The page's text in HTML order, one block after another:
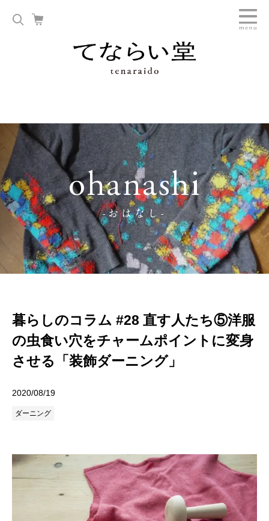
ohanashi
-おはなし-
暮らしのコラム #28 直す人たち⑤洋服
の虫食い穴をチャームポイントに変身
させる「装飾ダーニング」
2020/08/19
ダーニング